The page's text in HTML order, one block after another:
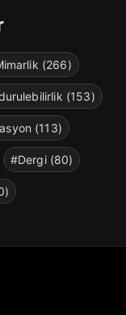
(266)
(153)
(113)
#Dergi (80)